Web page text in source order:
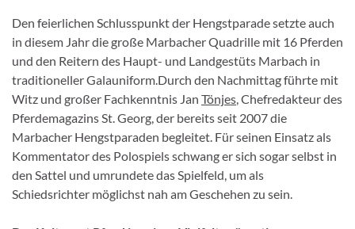
Den feierlichen Schlusspunkt der Hengstparade setzte auch
in diesem Jahr die große Marbacher Quadrille mit 16 Pferden
und den Reitern des Haupt- und Landgestüts Marbach in
traditioneller Galauniform.Durch den Nachmittag führte mit
Witz und großer Fachkenntnis Jan Tönjes, Chefredakteur des
Pferdemagazins St. Georg, der bereits seit 2007 die
Marbacher Hengstparaden begleitet. Für seinen Einsatz als
Kommentator des Polospiels schwang er sich sogar selbst in
den Sattel und umrundete das Spielfeld, um als
Schiedsrichter möglichst nah am Geschehen zu sein.